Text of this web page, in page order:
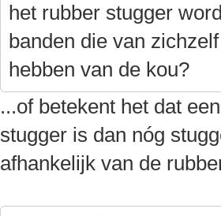
het rubber stugger
banden die van
hebben van de kou?
...of betekent het dat
stugger is dan nóg
afhankelijk van de